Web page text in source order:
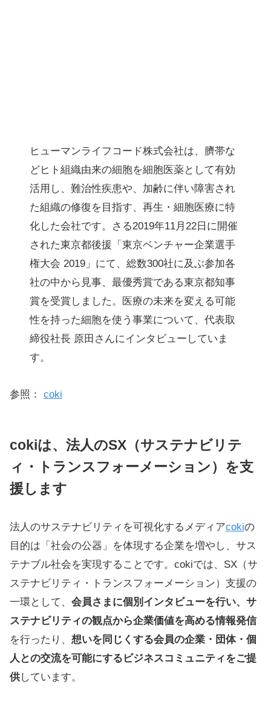
ヒューマンライフコード株式会社は、臍帯な
どヒト組織由来の細胞を細胞医薬として有効
活用し、難治性疾患や、加齢に伴い障害され
た組織の修復を目指す、再生・細胞医療に特
化した会社です。さる2019年11月22日に開催
された東京都後援「東京ベンチャー企業選手
権大会 2019」にて、総数300社に及ぶ参加各
社の中から見事、最優秀賞である東京都知事
賞を受賞しました。医療の未来を変える可能
性を持った細胞を使う事業について、代表取
締役社長 原田さんにインタビューしていま
す。
参照： coki
cokiは、法人のSX（サステナビリテ
ィ・トランスフォーメーション）を支
援します
法人のサステナビリティを可視化するメディアcokiの
目的は「社会の公器」を体現する企業を増やし、サス
テナブル社会を実現することです。cokiでは、SX（サ
ステナビリティ・トランスフォーメーション）支援の
一環として、 会員さまに個別インタビューを行い、サ
ステナビリティの観点から企業価値を高める情報発信
を行ったり、 想いを同じくする会員の企業・団体・個
人との交流を可能にするビジネスコミュニティをご提
供しています。